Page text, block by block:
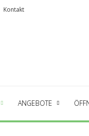
Kontakt
ANGEBOTE